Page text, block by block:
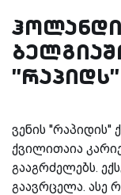
ვენის
ქვილითაია
გააგრძელებს.
გაავრცელა. ასე